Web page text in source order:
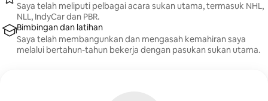
Saya telah meliputi pelbagai acara sukan utama, termasuk NHL,
NLL, IndyCar dan PBR.
Bimbingan dan latihan
Saya telah membangunkan dan mengasah kemahiran saya
melalui bertahun-tahun bekerja dengan pasukan sukan utama.